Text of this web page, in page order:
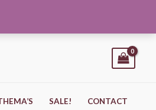
SALE! CONTACT